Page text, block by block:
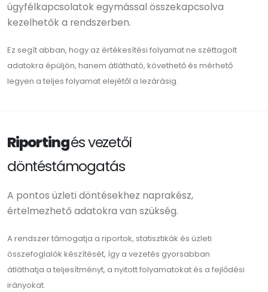
ügyfélkapcsolatok egymással összekapcsolva
kezelhetők a rendszerben.
Ez segít abban, hogy az értékesítési folyamat ne széttagolt
adatokra épüljön, hanem átlátható, követhető és mérhető
legyen a teljes folyamat elejétől a lezárásig.
Riportingés vezetői
döntéstámogatás
A pontos üzleti döntésekhez naprakész,
értelmezhető adatokra van szükség.
A rendszer támogatja a riportok, statisztikák és üzleti
összefoglalók készítését, így a vezetés gyorsabban
átláthatja a teljesítményt, a nyitott folyamatokat és a fejlődési
irányokat.